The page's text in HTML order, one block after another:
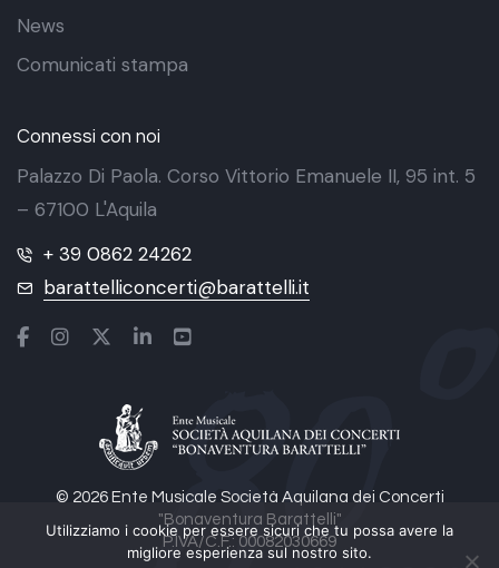
© 2026 Ente Musicale Società Aquilana dei Concerti
"Bonaventura Barattelli"
P.IVA/C.F.: 00082030669
News
Comunicati stampa
Connessi con noi
Palazzo Di Paola. Corso Vittorio Emanuele II, 95 int. 5
– 67100 L'Aquila
+ 39 0862 24262
barattelliconcerti@barattelli.it
Utilizziamo i cookie per essere sicuri che tu possa avere la
migliore esperienza sul nostro sito.